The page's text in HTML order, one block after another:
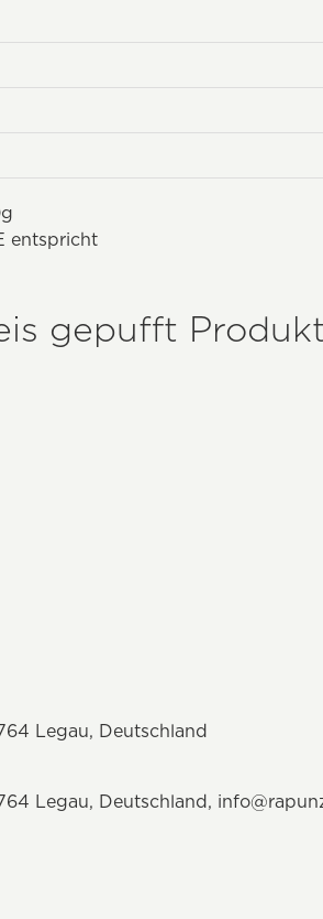
entspricht
gepufft
Legau, Deutschland
Legau, Deutschland,